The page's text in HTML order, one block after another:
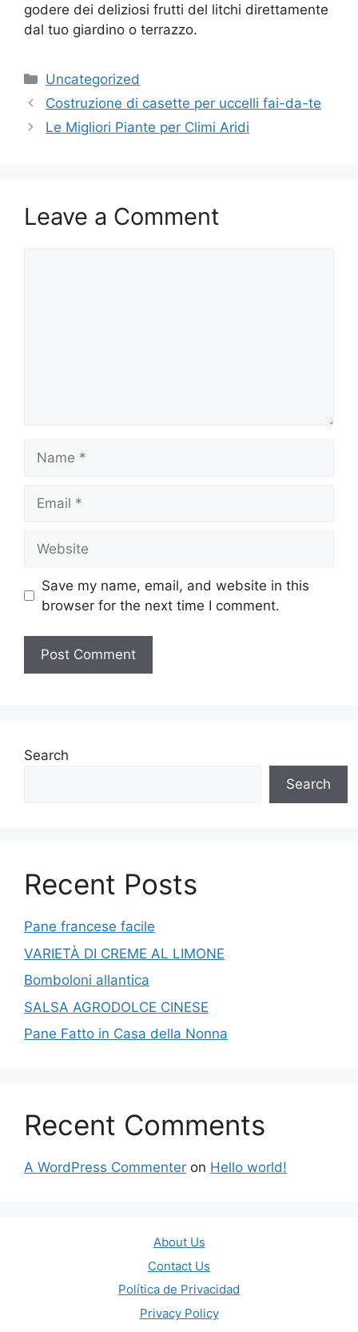
godere dei deliziosi frutti del litchi direttamente
dal tuo giardino o terrazzo.
Categories
Uncategorized
Costruzione di casette per uccelli fai-da-te
Le Migliori Piante per Climi Aridi
Leave a Comment
Save my name, email, and website in this
browser for the next time I comment.
Search
Search
Recent Posts
Pane francese facile
VARIETÀ DI CREME AL LIMONE
Bomboloni allantica
SALSA AGRODOLCE CINESE
Pane Fatto in Casa della Nonna
Recent Comments
A WordPress Commenter on Hello world!
About Us
Contact Us
Política de Privacidad
Privacy Policy